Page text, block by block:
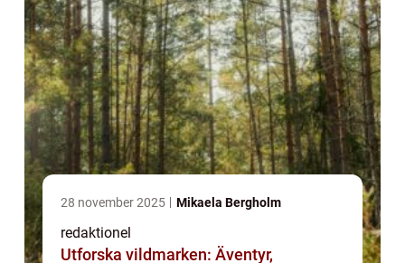
28 november 2025 Mikaela Bergholm
redaktionel
Utforska vildmarken: Äventyr,